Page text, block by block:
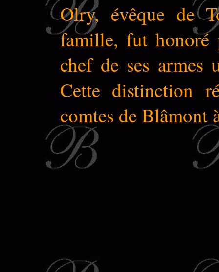
Olry, évêque de
famille, fut
chef de ses armes
Cette distinction
comtes de Blâmont